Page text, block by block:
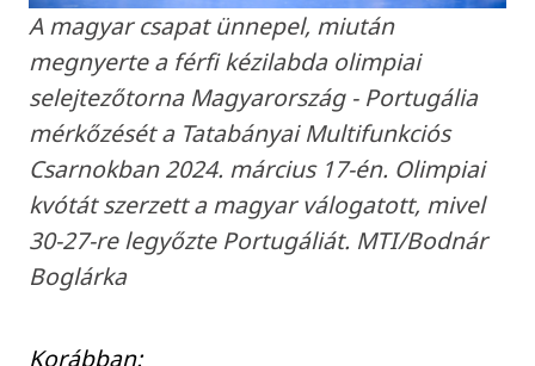
A magyar csapat ünnepel, miután
megnyerte a férfi kézilabda olimpiai
selejtezőtorna Magyarország - Portugália
mérkőzését a Tatabányai Multifunkciós
Csarnokban 2024. március 17-én. Olimpiai
kvótát szerzett a magyar válogatott, mivel
30-27-re legyőzte Portugáliát. MTI/Bodnár
Boglárka
Korábban: